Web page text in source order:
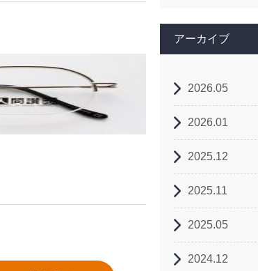
アーカイブ
2026.05
2026.01
2025.12
2025.11
2025.05
2024.12